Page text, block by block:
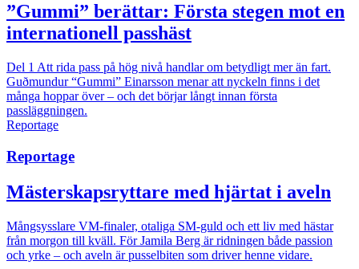
”Gummi” berättar: Första stegen mot en
internationell passhäst
Del 1 Att rida pass på hög nivå handlar om betydligt mer än fart.
Guðmundur “Gummi” Einarsson menar att nyckeln finns i det
många hoppar över – och det börjar långt innan första
passläggningen.
Reportage
Reportage
Mästerskapsryttare med hjärtat i aveln
Mångsysslare VM-finaler, otaliga SM-guld och ett liv med hästar
från morgon till kväll. För Jamila Berg är ridningen både passion
och yrke – och aveln är pusselbiten som driver henne vidare.